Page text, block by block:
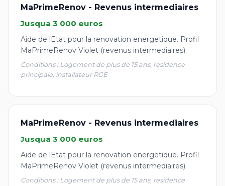
MaPrimeRenov - Revenus intermediaires
Jusqua 3 000 euros
Aide de lEtat pour la renovation energetique. Profil
MaPrimeRenov Violet (revenus intermediaires).
Conditions : Logement de plus de 15 ans, residence
principale, installateur RGE
MaPrimeRenov - Revenus intermediaires
Jusqua 3 000 euros
Aide de lEtat pour la renovation energetique. Profil
MaPrimeRenov Violet (revenus intermediaires).
Conditions : Logement de plus de 15 ans, residence